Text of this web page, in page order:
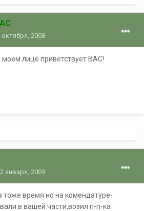
октября, 2008
моём лице приветствует ВАС!
января, 2009
тоже время но на комендатуре-
в вашей части,возил п-п-ка